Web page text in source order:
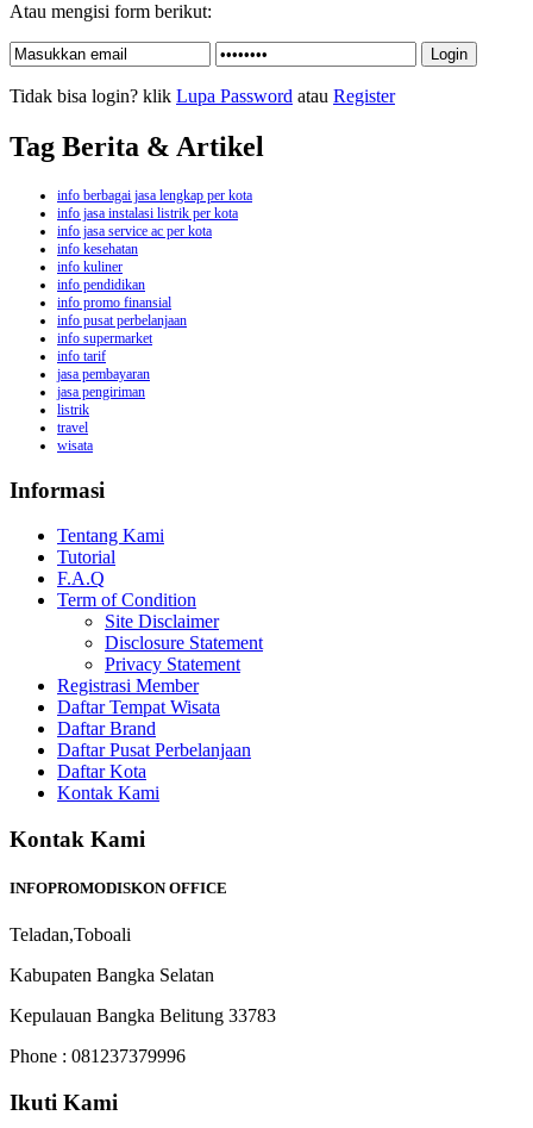
Atau mengisi form berikut:
Tidak bisa login? klik Lupa Password atau Register
Tag Berita & Artikel
info berbagai jasa lengkap per kota
info jasa instalasi listrik per kota
info jasa service ac per kota
info kesehatan
info kuliner
info pendidikan
info promo finansial
info pusat perbelanjaan
info supermarket
info tarif
jasa pembayaran
jasa pengiriman
listrik
travel
wisata
Informasi
Tentang Kami
Tutorial
F.A.Q
Term of Condition
Site Disclaimer
Disclosure Statement
Privacy Statement
Registrasi Member
Daftar Tempat Wisata
Daftar Brand
Daftar Pusat Perbelanjaan
Daftar Kota
Kontak Kami
Kontak Kami
INFOPROMODISKON OFFICE
Teladan,Toboali
Kabupaten Bangka Selatan
Kepulauan Bangka Belitung 33783
Phone : 081237379996
Ikuti Kami